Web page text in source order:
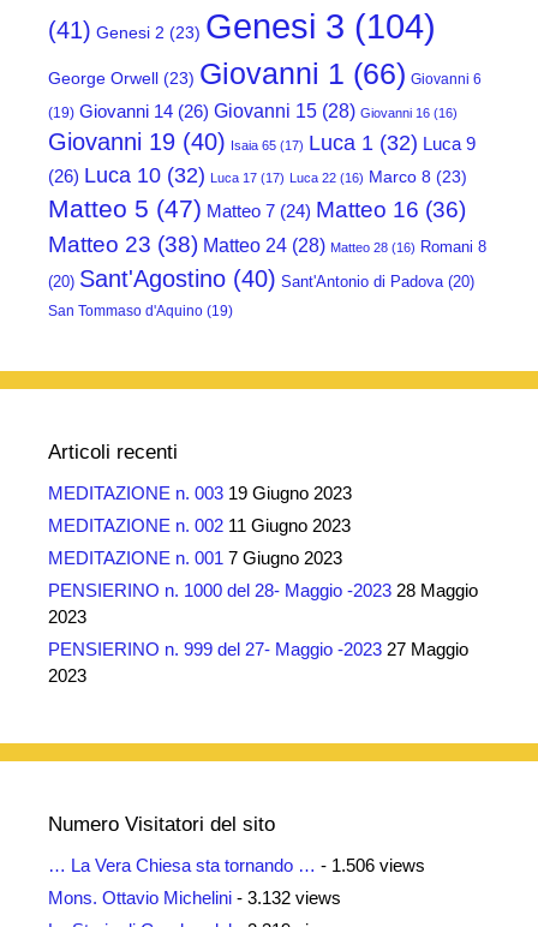
(41) Genesi 2 (23) Genesi 3 (104)
George Orwell (23) Giovanni 1 (66) Giovanni 6
(19) Giovanni 14 (26) Giovanni 15 (28) Giovanni 16 (16)
Giovanni 19 (40) Isaia 65 (17) Luca 1 (32) Luca 9
(26) Luca 10 (32) Luca 17 (17) Luca 22 (16) Marco 8 (23)
Matteo 5 (47) Matteo 7 (24) Matteo 16 (36)
Matteo 23 (38) Matteo 24 (28) Matteo 28 (16) Romani 8
(20) Sant'Agostino (40) Sant'Antonio di Padova(20)
San Tommaso d'Aquino (19)
Articoli recenti
MEDITAZIONE n. 003 19 Giugno 2023
MEDITAZIONE n. 002 11 Giugno 2023
MEDITAZIONE n. 001 7 Giugno 2023
PENSIERINO n. 1000 del 28- Maggio -2023 28 Maggio
2023
PENSIERINO n. 999 del 27- Maggio -2023 27 Maggio
2023
Numero Visitatori del sito
… La Vera Chiesa sta tornando … - 1.506 views
Mons. Ottavio Michelini - 3.132 views